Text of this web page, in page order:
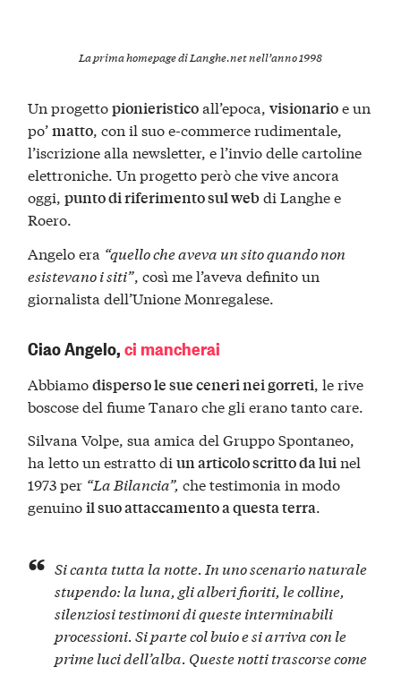
La prima homepage di Langhe.net nell’anno 1998
Un progettopionieristicoall’epoca,visionarioe un
po’matto, con il suo e-commerce rudimentale,
l’iscrizione alla newsletter, e l’invio delle cartoline
elettroniche. Un progetto però che vive ancora
oggi,punto di riferimento sul webdi Langhe e
Roero.
Angelo era “quello che aveva un sito quando non
esistevano i siti”, così me l’aveva definito un
giornalista dell’Unione Monregalese.
Ciao Angelo,ci mancherai
Abbiamodisperso le sue ceneri nei gorreti, le rive
boscose del fiume Tanaro che gli erano tanto care.
Silvana Volpe, sua amica del Gruppo Spontaneo,
ha letto un estratto diun articolo scritto da luinel
1973 per “La Bilancia”, che testimonia in modo
genuinoil suo attaccamento a questa terra.
Si canta tutta la notte. In unoscenario naturale
stupendo: la luna, gli alberi fioriti, le colline,
silenziosi testimoni di queste interminabili
processioni. Si parte col buio e si arriva con le
prime luci dell’alba. Questenotti trascorse come